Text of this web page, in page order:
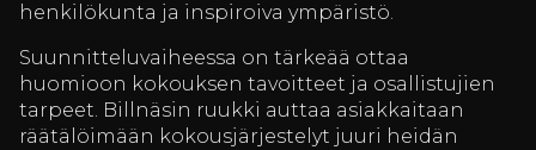
henkilökunta ja inspiroiva ympäristö.
Suunnitteluvaiheessa on tärkeää ottaa
huomioon kokouksen tavoitteet ja osallistujien
tarpeet. Billnäsin ruukki auttaa asiakkaitaan
räätälöimään kokousjärjestelyt juuri heidän